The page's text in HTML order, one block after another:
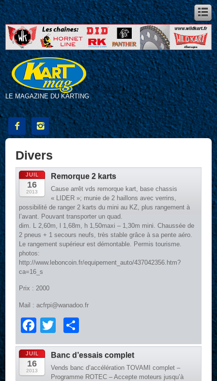
LE MAGAZINE DU KARTING
 
Divers
JUIL
16
2013
Remorque 2 karts
Cause arrêt vds remorque kart, base chassis
« LIDER »; munie de 2 haillons avec verrins,
possibilité de ranger 2 karts du mini au KZ, plus rangement à
l’avant. Pouvant transporter un quad.
dim. L 2,60m, l 1,68m, h 1,50maxi – 1,30m mini. Chaussée de
2 pneus + 1 secours neufs, très stable grâce à sa pente aéro.
Le rangement supérieur est démontable. Permis tourisme.
photos:
http://www.leboncoin.fr/equipement_auto/437042356.htm?
ca=16_s
Prix : 2000
Mail : acfrpi@wanadoo.fr
Facebook
Twitter
JUIL
16
2013
Banc d’essais complet
Vends banc d’accélération TOVAMI complet –
Programme ROTEC – Accepte moteurs jusqu’à